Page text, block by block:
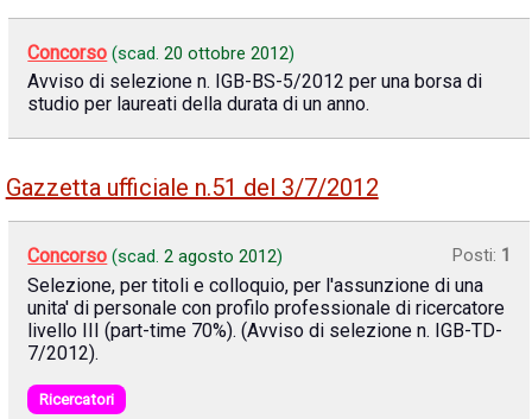
Concorso (scad.20 ottobre 2012)
Avviso di selezione n. IGB-BS-5/2012 per una borsa di
studio per laureati della durata di un anno.
Gazzetta ufficiale n.51 del 3/7/2012
Concorso (scad.2 agosto 2012) Posti: 1
Selezione, per titoli e colloquio, per l'assunzione di una
unita' di personale con profilo professionale di ricercatore
livello III (part-time 70%). (Avviso di selezione n. IGB-TD-
7/2012).
Ricercatori